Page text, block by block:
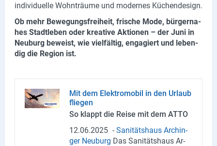
in­di­vi­du­el­le Wohn­träu­me und mo­der­nes Kü­chen­de­sign.
Ob mehr Be­we­gungs­frei­heit, fri­sche Mode, bür­ger­na­
hes Stadt­le­ben oder krea­ti­ve Ak­tio­nen – der Juni in
Neu­burg be­weist, wie viel­fäl­tig, en­ga­giert und le­ben­
dig die Re­gi­on ist.
Mit dem Elek­tro­mo­bil in den Ur­laub
flie­gen
So klappt die Reise mit dem ATTO
12.06.2025 - Sa­ni­täts­haus Ar­chin­
ger Neu­burg Das Sa­ni­täts­haus Ar­